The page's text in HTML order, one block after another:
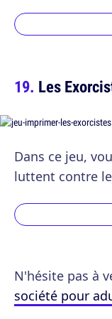
Les
Dans ce jeu,
luttent contre
N'hésite pas à
société pour